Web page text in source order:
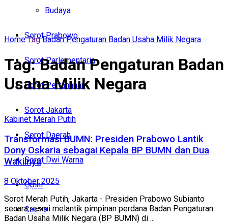
Budaya
Sorot Prabowo
Sorot Parlementaria
Sorot Pertahanan
Sorot Jakarta
Sorot Daerah
Sorot Dwi Warna
Opini
Sastra
Sorot Parlementaria
Sorot Jakarta
Sorot Daerah
Sorot Dwi Warna
Opini
Sastra
Home Tag Badan Pengaturan Badan Usaha Milik Negara
Tag:Badan Pengaturan Badan
Usaha Milik Negara
Kabinet Merah Putih
Transformasi BUMN: Presiden Prabowo Lantik
Dony Oskaria sebagai Kepala BP BUMN dan Dua
Wakilnya
8 Oktober 2025
Sorot Merah Putih, Jakarta - Presiden Prabowo Subianto
secara resmi melantik pimpinan perdana Badan Pengaturan
Badan Usaha Milik Negara (BP BUMN) di ...